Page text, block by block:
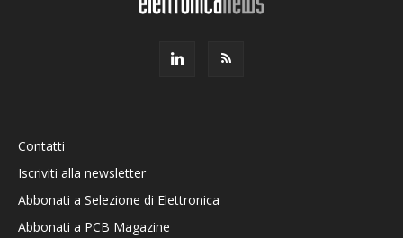
Contatti
Iscriviti alla newsletter
Abbonati a Selezione di Elettronica
Abbonati a PCB Magazine